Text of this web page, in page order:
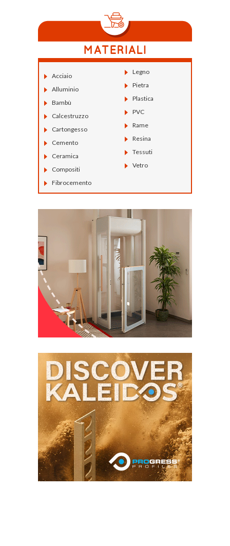
Acciaio
Alluminio
Bambù
Calcestruzzo
Cartongesso
Cemento
Ceramica
Compositi
Fibrocemento
Legno
Pietra
Plastica
PVC
Rame
Resina
Tessuti
Vetro